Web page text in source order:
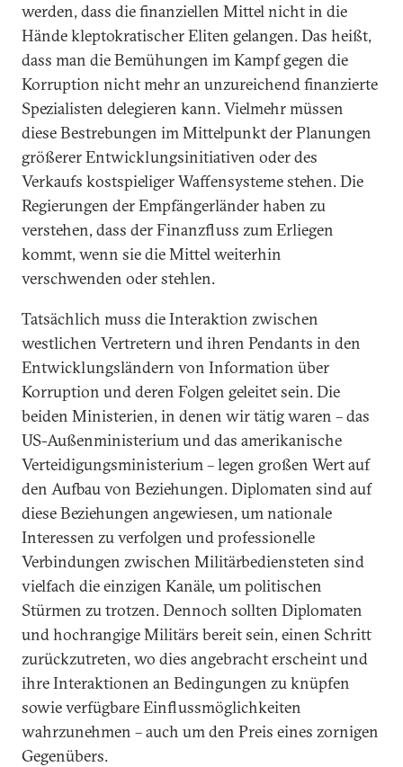
werden, dass die finanziellen Mittel nicht in die
Hände kleptokratischer Eliten gelangen. Das heißt,
dass man die Bemühungen im Kampf gegen die
Korruption nicht mehr an unzureichend finanzierte
Spezialisten delegieren kann. Vielmehr müssen
diese Bestrebungen im Mittelpunkt der Planungen
größerer Entwicklungsinitiativen oder des
Verkaufs kostspieliger Waffensysteme stehen. Die
Regierungen der Empfängerländer haben zu
verstehen, dass der Finanzfluss zum Erliegen
kommt, wenn sie die Mittel weiterhin
verschwenden oder stehlen.
Tatsächlich muss die Interaktion zwischen
westlichen Vertretern und ihren Pendants in den
Entwicklungsländern von Information über
Korruption und deren Folgen geleitet sein. Die
beiden Ministerien, in denen wir tätig waren – das
US-Außenministerium und das amerikanische
Verteidigungsministerium – legen großen Wert auf
den Aufbau von Beziehungen. Diplomaten sind auf
diese Beziehungen angewiesen, um nationale
Interessen zu verfolgen und professionelle
Verbindungen zwischen Militärbediensteten sind
vielfach die einzigen Kanäle, um politischen
Stürmen zu trotzen. Dennoch sollten Diplomaten
und hochrangige Militärs bereit sein, einen Schritt
zurückzutreten, wo dies angebracht erscheint und
ihre Interaktionen an Bedingungen zu knüpfen
sowie verfügbare Einflussmöglichkeiten
wahrzunehmen – auch um den Preis eines zornigen
Gegenübers.